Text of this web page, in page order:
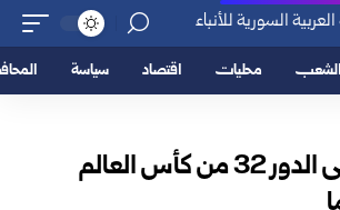
محليات اقتصاد سياسة
إنكلترا تتأهل إلى الدور 32 من كأس العالم